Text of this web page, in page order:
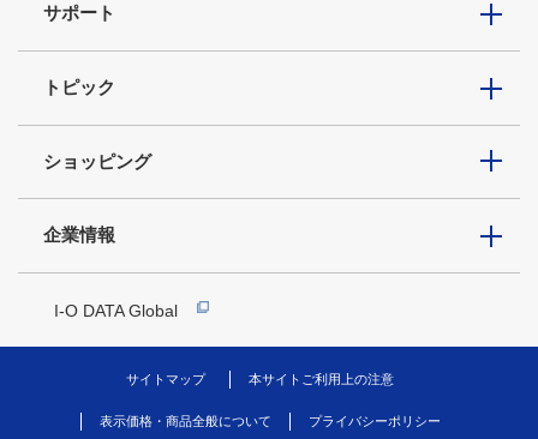
サポート
トピック
ショッピング
企業情報
I-O DATA Global
サイトマップ 本サイトご利用上の注意
表示価格・商品全般について プライバシーポリシー